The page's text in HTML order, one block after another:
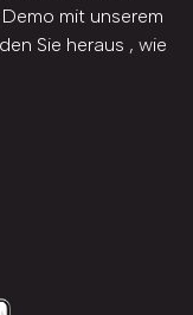
mit unserem
Sie heraus , wie